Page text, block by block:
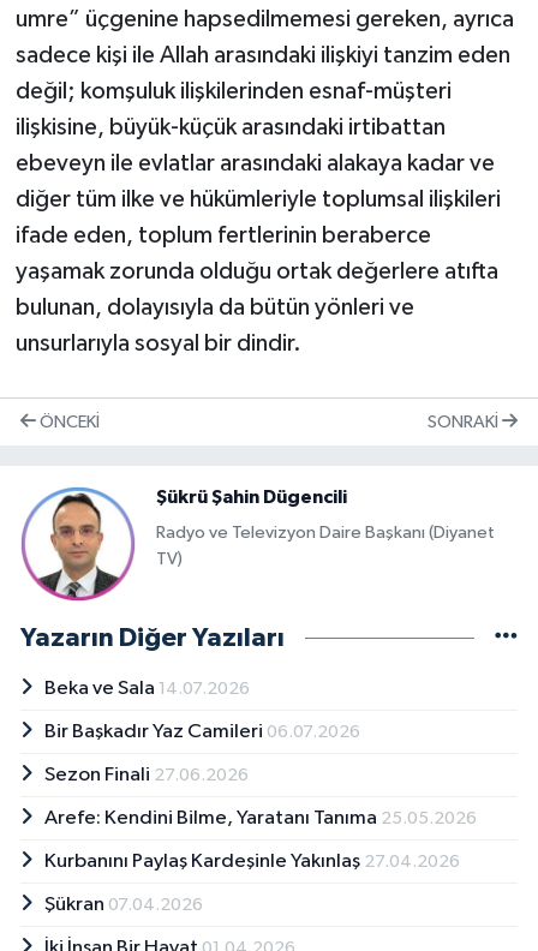
umre” üçgenine hapsedilmemesi gereken, ayrıca
sadece kişi ile Allah arasındaki ilişkiyi tanzim eden
değil; komşuluk ilişkilerinden esnaf-müşteri
ilişkisine, büyük-küçük arasındaki irtibattan
ebeveyn ile evlatlar arasındaki alakaya kadar ve
diğer tüm ilke ve hükümleriyle toplumsal ilişkileri
ifade eden, toplum fertlerinin beraberce
yaşamak zorunda olduğu ortak değerlere atıfta
bulunan, dolayısıyla da bütün yönleri ve
unsurlarıyla sosyal bir dindir.
ÖNCEKI SONRAKI
Şükrü Şahin Dügencili
Radyo ve Televizyon Daire Başkanı (Diyanet
TV)
Yazarın Diğer Yazıları
Beka ve Sala 14.07.2026
Bir Başkadır Yaz Camileri 06.07.2026
Sezon Finali 27.06.2026
Arefe: Kendini Bilme, Yaratanı Tanıma 25.05.2026
Kurbanını Paylaş Kardeşinle Yakınlaş 27.04.2026
Şükran 07.04.2026
Hatay Müftülüğü
Iğdır Müftülüğü
Isparta Müftülüğü
İstanbul Müftülüğü
İzmir Müftülüğü
Kahramanmaraş Müftülüğü
Kars Müftülüğü
Kastamonu Müftülüğü
Kayseri Müftülüğü
Kilis Müftülüğü
Kırklareli Müftülüğü
Kırşehir Müftülüğü
Kocaeli Müftülüğü